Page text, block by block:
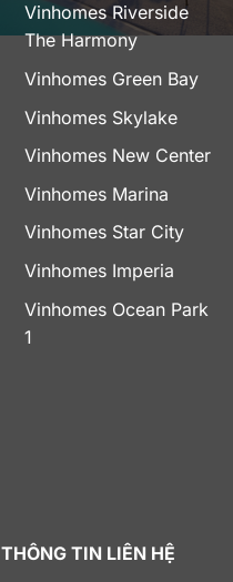
Vinhomes Riverside
The Harmony
Vinhomes Green Bay
Vinhomes Skylake
Vinhomes New Center
Vinhomes Marina
Vinhomes Star City
Vinhomes Imperia
Vinhomes Ocean Park
1
THÔNG TIN LIÊN HỆ